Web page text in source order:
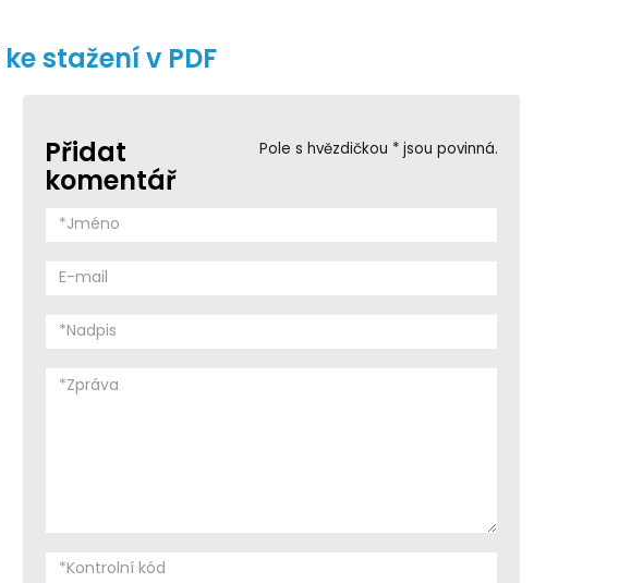
ke stažení v PDF
Pole s hvězdičkou * jsou povinná.
Přidat
komentář